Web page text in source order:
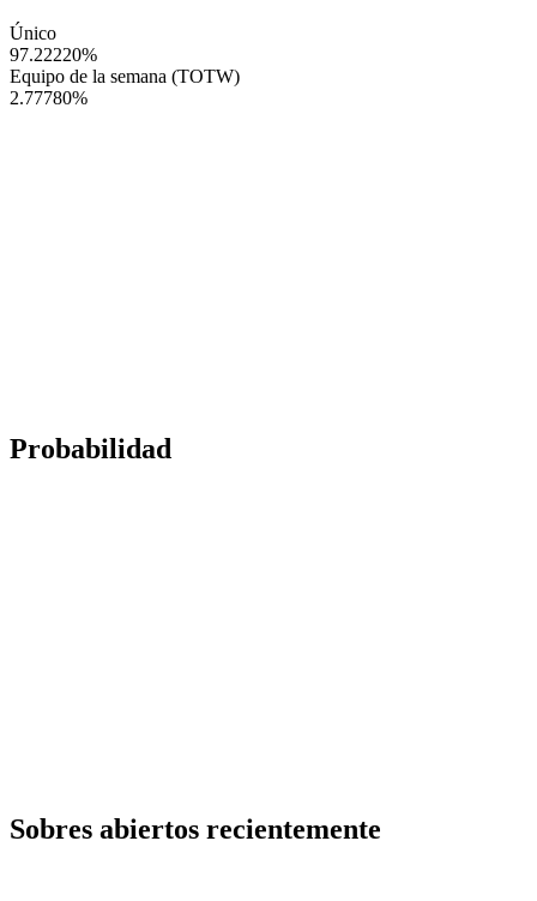
Único
97.22220%
Equipo de la semana (TOTW)
2.77780%
Probabilidad
Sobres abiertos recientemente